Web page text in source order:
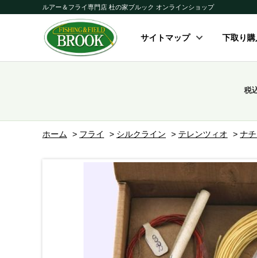
ルアー＆フライ専門店 杜の家ブルック オンラインショップ
サイトマップ 下取り
税
ホーム > フライ > シルクライン > テレンツィオ > ナ